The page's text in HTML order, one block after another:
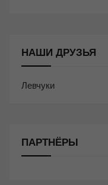
НАШИ ДРУЗЬЯ
Левчуки
ПАРТНЁРЫ